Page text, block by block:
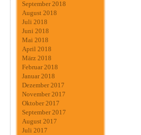
September 2018
August 2018
Juli 2018
Juni 2018
Mai 2018
April 2018
März 2018
Februar 2018
Januar 2018
Dezember 2017
November 2017
Oktober 2017
September 2017
August 2017
Juli 2017